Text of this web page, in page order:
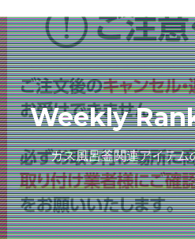
Weekly
ガス風呂釜関連アイテム